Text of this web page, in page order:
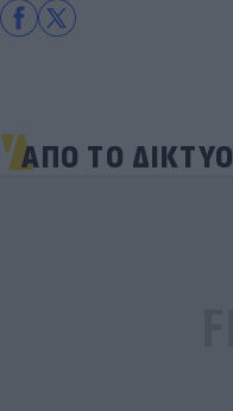
ΑΠΟ ΤΟ ΔΙΚΤΥΟ